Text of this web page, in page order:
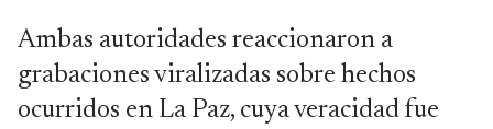
Ambas autoridades reaccionaron a
grabaciones viralizadas sobre hechos
ocurridos en La Paz, cuya veracidad fue